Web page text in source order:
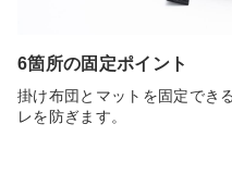
6箇所の固定ポイント
掛け布団とマットを固定でき
レを防ぎます。